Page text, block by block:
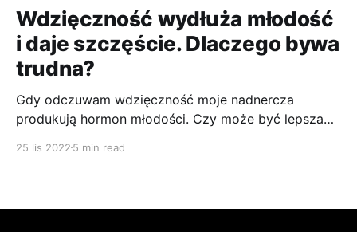
Wdzięczność wydłuża młodość
i daje szczęście. Dlaczego bywa
trudna?
Gdy odczuwam wdzięczność moje nadnercza
produkują hormon młodości. Czy może być lepsza
z nas jej nie czuje? Dlaczego jej nie okazujemy?
25 lis 2022 5 min read